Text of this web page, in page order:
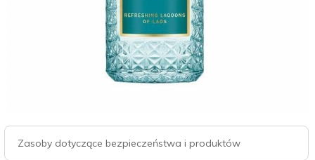
Zasoby dotyczące bezpieczeństwa i produktów